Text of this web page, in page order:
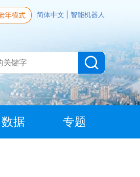
简体中文 智能机器人
数据 专题